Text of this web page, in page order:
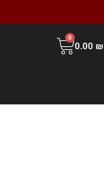
0.00₪
0